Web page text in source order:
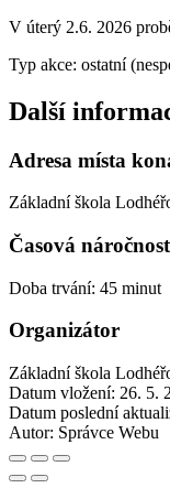
V úterý 2.6. 2026
Typ akce: ostatní
Další
Adresa místa
Základní škola
Časová náročnost
Doba trvání: 45 minut
Organizátor
Základní škola
Datum vložení: 26. 5.
Datum poslední
Autor: Správce Webu